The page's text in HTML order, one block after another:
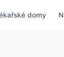
domy